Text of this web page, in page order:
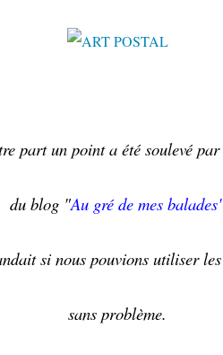
part un point a été soulevé
du blog "Au gré de mes
si nous pouvions utiliser
sans problème.